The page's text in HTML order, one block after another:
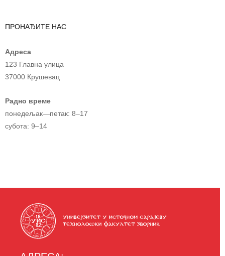
ПРОНАЂИТЕ НАС
Адреса
123 Главна улица
37000 Крушевац
Радно време
понедељак—петак: 8–17
субота: 9–14